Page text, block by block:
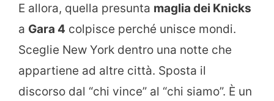
E allora, quella presunta maglia dei Knicks
a Gara 4 colpisce perché unisce mondi.
Sceglie New York dentro una notte che
appartiene ad altre città. Sposta il
discorso dal “chi vince” al “chi siamo”. È un